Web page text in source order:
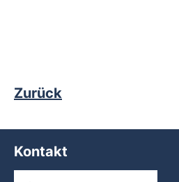
Zurück
Kontakt